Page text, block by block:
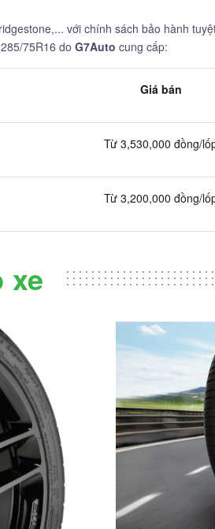
với chính sách bảo hành
75R16 do G7Auto cung cấp:
Giá bán
Từ 3,530,000 đồng/
Từ 3,200,000 đồng/
xe